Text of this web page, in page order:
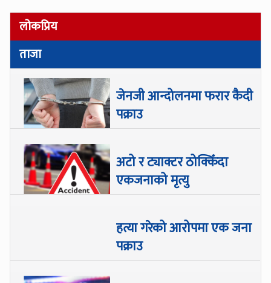
लोकप्रिय
ताजा
जेनजी आन्दोलनमा फरार कैदी
पक्राउ
अटो र ट्याक्टर ठोक्किँदा
एकजनाको मृत्यु
हत्या गरेको आरोपमा एक जना
पक्राउ